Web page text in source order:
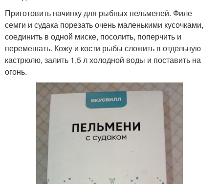
Приготовить начинку для рыбных пельменей. Филе
семги и судака порезать очень маленькими кусочками,
соединить в одной миске, посолить, поперчить и
перемешать. Кожу и кости рыбы сложить в отдельную
кастрюлю, залить 1,5 л холодной воды и поставить на
огонь.